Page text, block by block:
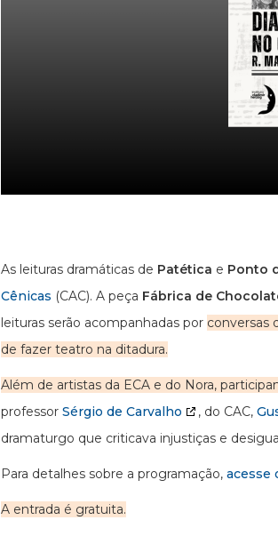
As leituras dramáticas de Patética e Ponto
Cênicas (CAC). A peça Fábrica de
leituras serão acompanhadas por conversas
de fazer teatro na ditadura.
Além de artistas da ECA e do Nora,
professor Sérgio de Carvalho , do CAC,
dramaturgo que criticava injustiças e
Para detalhes sobre a programação, acesse
A entrada é gratuita.